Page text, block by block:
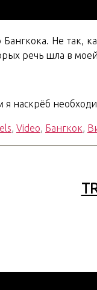
Не так,
речь шла в
наскрёб
, Video, Бангкок,